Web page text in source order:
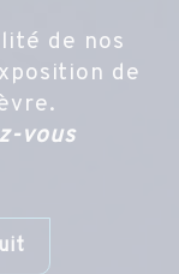
de nos
de
vous